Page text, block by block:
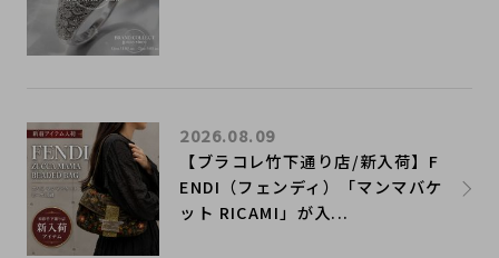
【ブラコレ竹下通り店/新入荷】F
ENDI（フェンディ）「マンマバケ
ット RICAMI」が入...
2026.08.09